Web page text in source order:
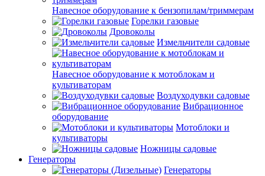
Навесное оборудование к бензопилам/триммерам
Горелки газовые
Дровоколы
Измельчители садовые
Навесное оборудование к мотоблокам и
культиваторам
Воздуходувки садовые
Вибрационное
оборудование
Мотоблоки и
культиваторы
Ножницы садовые
Генераторы
Генераторы